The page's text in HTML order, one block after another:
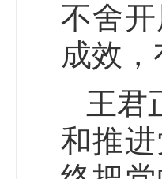
不舍
成效
王君
和推